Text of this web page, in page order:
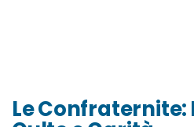
Le Confraternite: